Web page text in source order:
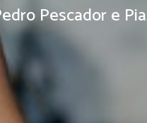
Pescador e